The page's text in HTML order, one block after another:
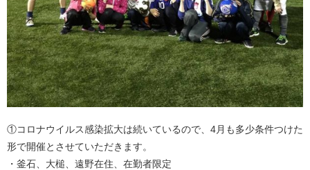
①コロナウイルス感染拡大は続いているので、4月も多少条件つけた
形で開催とさせていただきます。
・釜石、大槌、遠野在住、在勤者限定